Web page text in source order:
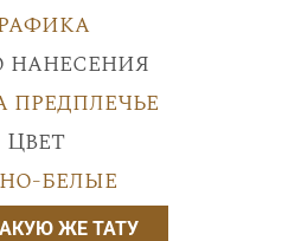
нанесения
предплечье
Цвет
белые
ЖЕ ТАТУ